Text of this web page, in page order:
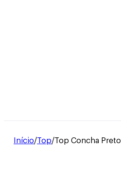
Início/Top/Top Concha Preto